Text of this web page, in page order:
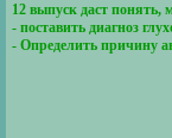
12 выпуск даст понять,
- поставить диагноз
- Определить причину